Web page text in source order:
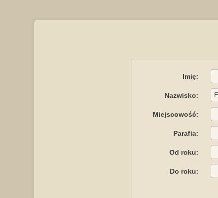
Imię:
Nazwisko:
Miejscowość:
Parafia:
Od roku:
Do roku: